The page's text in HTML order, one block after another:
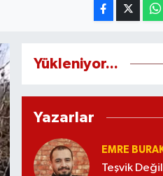
Yükleniyor...
Yazarlar
EMRE
Teşvik